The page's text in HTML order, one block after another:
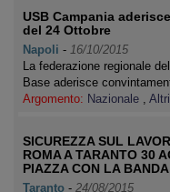
USB Campania
del 24 Ottobre
Napoli - 16/10/2015
La federazione regionale
Base aderisce
Argomento: Nazionale ,
SICUREZZA SUL
ROMA A TARANTO 30
PIAZZA CON LA
Taranto - 24/08/2015